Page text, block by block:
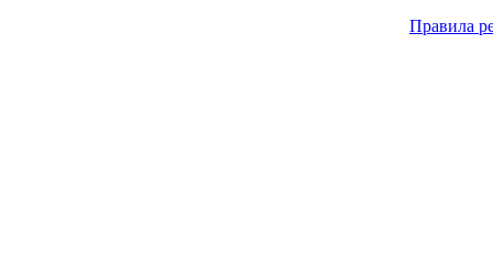
Правила